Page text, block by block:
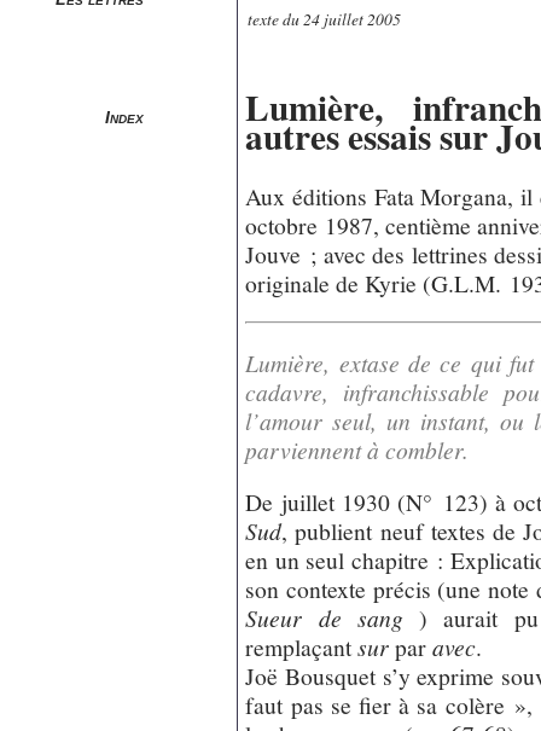
Index
texte du 24 juillet 2005
Lumière,
autres essais sur
Aux éditions Fata Morgana, il
octobre 1987, centième
Jouve ; avec des lettrines
originale de Kyrie (G.L.M.
Lumière, extase de ce qui
cadavre, infranchissable
l’amour seul, un instant, ou
parviennent à combler.
De juillet 1930 (N° 123) à
Sud, publient neuf textes de
en un seul chapitre :
son contexte précis (une
Sueur de sang ) aurait
remplaçantsurparavec.
Joë Bousquet s’y exprime
faut pas se fier à sa colère